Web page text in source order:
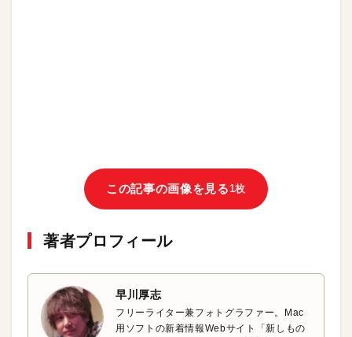
この記事の画像を見る 1枚
著者プロフィール
早川厚志
フリーライター兼フォトグラファー。Mac
用ソフトの新着情報Webサイト「新しもの